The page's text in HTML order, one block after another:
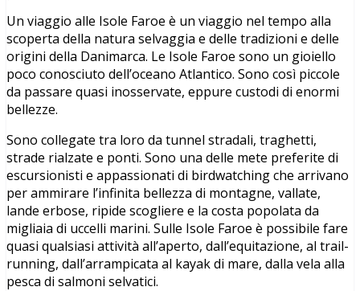
Un viaggio alle Isole Faroe è un viaggio nel tempo alla
scoperta della natura selvaggia e delle tradizioni e delle
origini della Danimarca. Le Isole Faroe sono un gioiello
poco conosciuto dell’oceano Atlantico. Sono così piccole
da passare quasi inosservate, eppure custodi di enormi
bellezze.
Sono collegate tra loro da tunnel stradali, traghetti,
strade rialzate e ponti. Sono una delle mete preferite di
escursionisti e appassionati di birdwatching che arrivano
per ammirare l’infinita bellezza di montagne, vallate,
lande erbose, ripide scogliere e la costa popolata da
migliaia di uccelli marini. Sulle Isole Faroe è possibile fare
quasi qualsiasi attività all’aperto, dall’equitazione, al trail-
running, dall’arrampicata al kayak di mare, dalla vela alla
pesca di salmoni selvatici.